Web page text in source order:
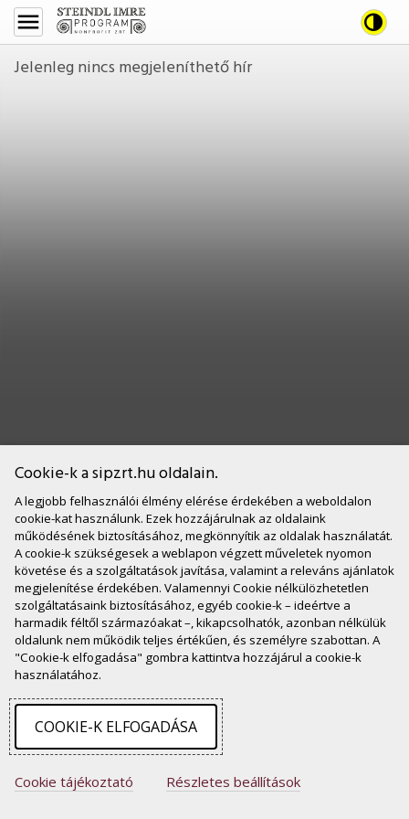
Steindl
Imre
Nagy
Steindl
Imre
Program
Jelenleg nincs megjeleníthető hír
Kapcsolat
E-mail: iroda [kukac] sipzrt.hu
Székhely: 1055 Budapest, Kossuth Lajos tér 1-3.
Steindl Imre Program Nonprofit Zrt.
2026 © Minden jog fenntartva.
Lábléc
menü
Adatkezelési tájékoztató
Akadálymentesítési
Cookie-k a sipzrt.hu oldalain.
A legjobb felhasználói élmény elérése érdekében a weboldalon
cookie-kat használunk. Ezek hozzájárulnak az oldalaink
működésének biztosításához, megkönnyítik az oldalak használatát.
A cookie-k szükségesek a weblapon végzett műveletek nyomon
követése és a szolgáltatások javítása, valamint a releváns ajánlatok
megjelenítése érdekében. Valamennyi Cookie nélkülözhetetlen
szolgáltatásaink biztosításához, egyéb cookie-k – ideértve a
harmadik féltől származóakat –, kikapcsolhatók, azonban nélkülük
oldalunk nem működik teljes értékűen, és személyre szabottan. A
"Cookie-k elfogadása" gombra kattintva hozzájárul a cookie-k
használatához.
COOKIE-K ELFOGADÁSA
Cookie tájékoztató Részletes beállítások